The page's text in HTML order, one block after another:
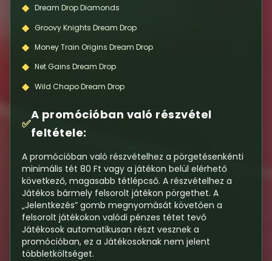
◆ Dream Drop Diamonds
◆ Groovy Knights Dream Drop
◆ Money Train Origins Dream Drop
◆ Net Gains Dream Drop
◆ Wild Chapo Dream Drop
✅
A promócióban való részvétel
feltétele:
A promócióban való részvételhez a pörgetésenkénti
minimális tét 80 Ft vagy a játékon belül elérhető
következő, magasabb tétlépcső. A részvételhez a
Játékos bármely felsorolt játékon pörgethet. A
„Jelentkezés” gomb megnyomását követően a
felsorolt játékokon valódi pénzes tétet tevő
Játékosok automatikusan részt vesznek a
promócióban, ez a Játékosoknak nem jelent
többletköltséget.